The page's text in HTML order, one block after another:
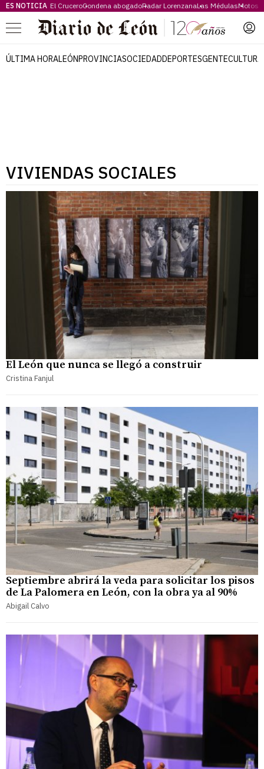
ES NOTICIA El CruceroCondena abogadoRadar LorenzanaLas MédulasMotos
Menú
ÚLTIMA HORALEÓNPROVINCIASOCIEDADDEPORTESGENTECULTURA
VIVIENDAS SOCIALES
El León que nunca se llegó a construir
Cristina Fanjul
Septiembre abrirá la veda para solicitar los pisos
de La Palomera en León, con la obra ya al 90%
Abigail Calvo